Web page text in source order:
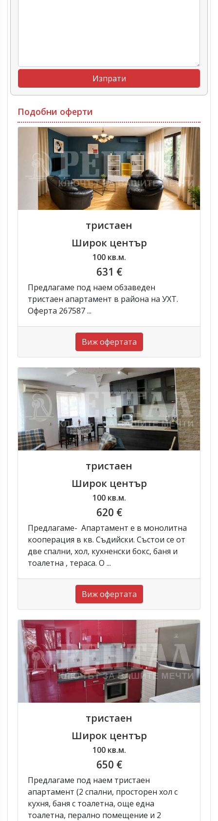
Подобни оферти
тристаен
Широк център
100 кв.м.
631 €
Предлагаме под наем обзаведен
тристаен апартамент в района на УХТ.
Оферта 267587 ...
Виж офертата
тристаен
Широк център
100 кв.м.
620 €
Предлагаме- Апартамент е в монолитна
кооперация в кв. Съдийски. Състои се от
две спални, хол, кухненски бокс, баня и
тоалетна , тераса. О ...
Виж офертата
тристаен
Широк център
100 кв.м.
650 €
Предлагаме под наем тристаен
апартамент (2 спални, просторен хол с
кухня, баня с тоалетна, още една
тоалетна, перално помещение и 2